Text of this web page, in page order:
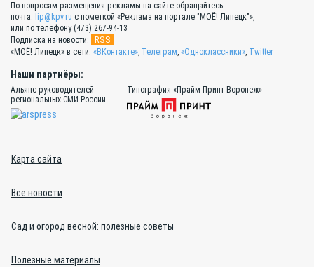
По вопросам размещения рекламы на сайте обращайтесь:
почта: lip@kpv.ru с пометкой «Реклама на портале "МОЁ! Липецк"»,
или по телефону (473) 267-94-13
Подписка на новости:
RSS
«МОЁ! Липецк» в сети: «ВКонтакте», Телеграм, «Одноклассники», Twitter
Наши партнёры:
Альянс руководителей
региональных СМИ России
Типография «Прайм Принт Воронеж»
Карта сайта
Все новости
Сад и огород весной: полезные советы
Полезные материалы